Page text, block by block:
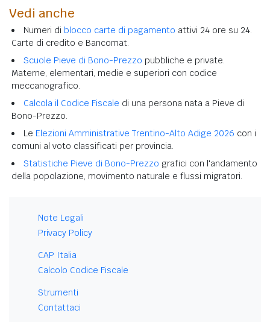
Vedi anche
Numeri di blocco carte di pagamento attivi 24 ore su 24.
Carte di credito e Bancomat.
Scuole Pieve di Bono-Prezzo pubbliche e private.
Materne, elementari, medie e superiori con codice
meccanografico.
Calcola il Codice Fiscale di una persona nata a Pieve di
Bono-Prezzo.
Le Elezioni Amministrative Trentino-Alto Adige 2026 con i
comuni al voto classificati per provincia.
Statistiche Pieve di Bono-Prezzo grafici con l'andamento
della popolazione, movimento naturale e flussi migratori.
Note Legali
Privacy Policy
CAP Italia
Calcolo Codice Fiscale
Strumenti
Contattaci